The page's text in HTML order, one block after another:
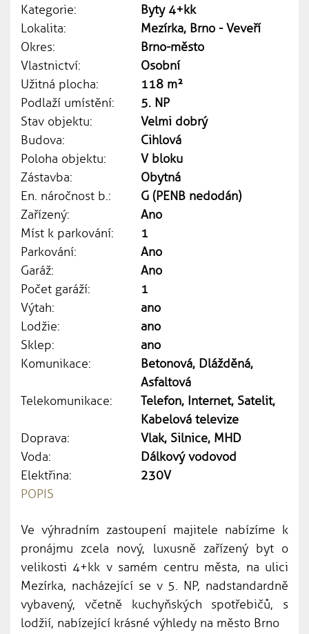
Kategorie:
Byty 4+kk
Lokalita:
Mezírka, Brno - Veveří
Okres:
Brno-město
Vlastnictví:
Osobní
Užitná plocha:
118 m²
Podlaží umístění:
5. NP
Stav objektu:
Velmi dobrý
Budova:
Cihlová
Poloha objektu:
V bloku
Zástavba:
Obytná
En. náročnost b.:
G (PENB nedodán)
Zařízený:
Ano
Míst k parkování:
1
Parkování:
Ano
Garáž:
Ano
Počet garáží:
1
Výtah:
ano
Lodžie:
ano
Sklep:
ano
Komunikace:
Betonová, Dlážděná,
Asfaltová
Telekomunikace:
Telefon, Internet, Satelit,
Kabelová televize
Doprava:
Vlak, Silnice, MHD
Voda:
Dálkový vodovod
Elektřina:
230V
POPIS
Ve výhradním zastoupení majitele nabízíme k
pronájmu zcela nový, luxusně zařízený byt o
velikosti 4+kk v samém centru města, na ulici
Mezírka, nacházející se v 5. NP, nadstandardně
vybavený, včetně kuchyňských spotřebičů, s
lodžií, nabízející krásné výhledy na město Brno